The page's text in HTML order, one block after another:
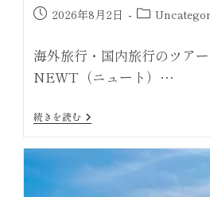
2026年8月2日
海外旅行・国内旅行のツア
NEWT（ニュート）…
続きを読む